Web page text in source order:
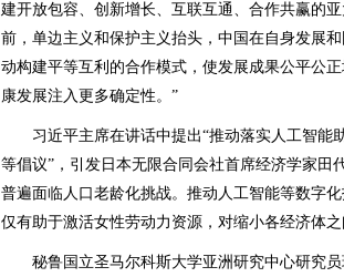
建开放包容、创新增长、互联互通、合作共赢的
前，单边主义和保护主义抬头，中国在自身发展
动构建平等互利的合作模式，使发展成果公平公
康发展注入更多确定性。”
习近平主席在讲话中提出“推动落实人工智能
等倡议”，引发日本无限合同会社首席经济学家田
普遍面临人口老龄化挑战。推动人工智能等数字
仅有助于激活女性劳动力资源，对缩小各经济体之
秘鲁国立圣马尔科斯大学亚洲研究中心研究员